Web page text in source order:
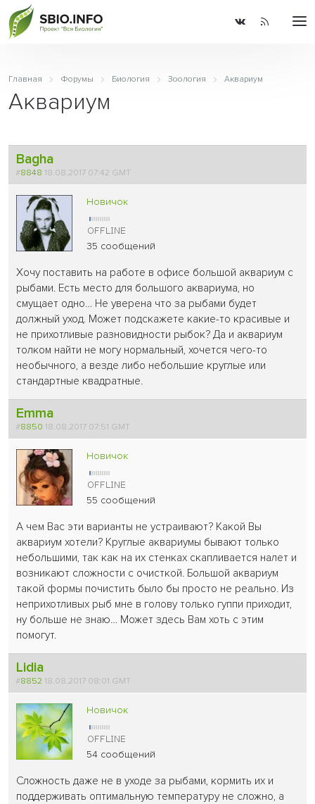
Главная Форумы Биология Зоология Аквариум
Аквариум
Bagha
#8848 18.08.2017 07:42 GMT
Новичок
35 сообщений
Хочу поставить на работе в офисе большой аквариум с
рыбами. Есть место для большого аквариума, но
смущает одно… Не уверена что за рыбами будет
должный уход. Может подскажете какие-то красивые и
не прихотливые разновидности рыбок? Да и аквариум
толком найти не могу нормальный, хочется чего-то
необычного, а везде либо небольшие круглые или
стандартные квадратные.
Emma
#8850 18.08.2017 07:51 GMT
Новичок
55 сообщений
А чем Вас эти варианты не устраивают? Какой Вы
аквариум хотели? Круглые аквариумы бывают только
небольшими, так как на их стенках скапливается налет и
возникают сложности с очисткой. Большой аквариум
такой формы почистить было бы просто не реально. Из
неприхотливых рыб мне в голову только гуппи приходит,
ну больше не знаю… Может здесь Вам хоть с этим
помогут.
Lidia
#8852 18.08.2017 08:01 GMT
Новичок
54 сообщений
Сложность даже не в уходе за рыбами, кормить их и
поддерживать оптимальную температуру не сложно, а